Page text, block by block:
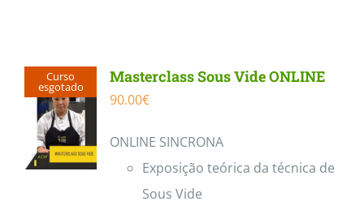
Curso
esgotado
Masterclass Sous Vide ONLINE
90.00€
ONLINE SINCRONA
Exposição teórica da técnica de
Sous Vide